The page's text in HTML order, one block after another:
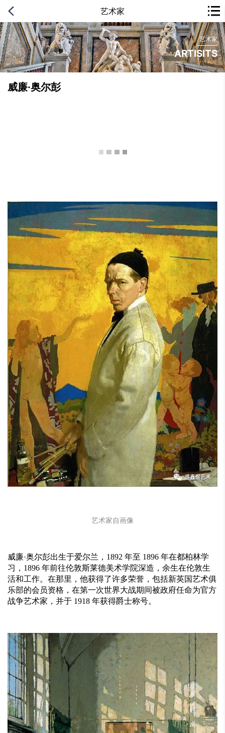
艺术家
艺术家
ARTISITS
艺术家
ARTISITS
艺术家
ARTISITS
威廉·奥尔彭
艺术家自画像
威廉·奥尔彭出生于爱尔兰，1892 年至 1896 年在都柏林学
习，1896 年前往伦敦斯莱德美术学院深造，余生在伦敦生
活和工作。在那里，他获得了许多荣誉，包括新英国艺术俱
乐部的会员资格，在第一次世界大战期间被政府任命为官方
战争艺术家，并于 1918 年获得爵士称号。